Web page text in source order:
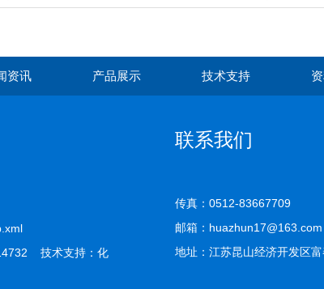
资讯 产品展示 技术支持
技术支持： 化
联系我们
传真：0512-83667709
邮箱：huazhun17@163.com
地址：江苏昆山经济开发区